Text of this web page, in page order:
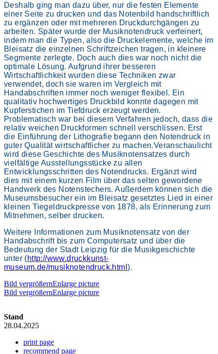
Deshalb ging man dazu über, nur die festen Elemente
einer Seite zu drucken und das Notenbild handschriftlich
zu ergänzen oder mit mehreren Druckdurchgängen zu
arbeiten. Später wurde der Musiknotendruck verfeinert,
indem man die Typen, also die Druckelemente, welche im
Bleisatz die einzelnen Schriftzeichen tragen, in kleinere
Segmente zerlegte. Doch auch dies war noch nicht die
optimale Lösung. Aufgrund ihrer besseren
Wirtschaftlichkeit wurden diese Techniken zwar
verwendet, doch sie waren im Vergleich mit
Handabschriften immer noch weniger flexibel. Ein
qualitativ hochwertiges Druckbild konnte dagegen mit
Kupferstichen im Tiefdruck erzeugt werden.
Problematisch war bei diesem Verfahren jedoch, dass die
relativ weichen Druckformen schnell verschlissen. Erst
die Einführung der Lithografie begann den Notendruck in
guter Qualität wirtschaftlicher zu machen.Veranschaulicht
wird diese Geschichte des Musiknotensatzes durch
vielfältige Ausstellungsstücke zu allen
Entwicklungsschritten des Notendrucks. Ergänzt wird
dies mit einem kurzen Film über das selten gewordene
Handwerk des Notenstechers. Außerdem können sich die
Museumsbesucher ein im Bleisatz gesetztes Lied in einer
kleinen Tiegeldruckpresse von 1878, als Erinnerung zum
Mitnehmen, selber drucken.
Weitere Informationen zum Musiknotensatz von der
Handabschrift bis zum Computersatz und über die
Bedeutung der Stadt Leipzig für die Musikgeschichte
unter (http://www.druckkunst-
museum.de/musiknotendruck.html ).
Bild vergrößernEnlarge picture
Bild vergrößernEnlarge picture
Stand
28.04.2025
print page
recommend page